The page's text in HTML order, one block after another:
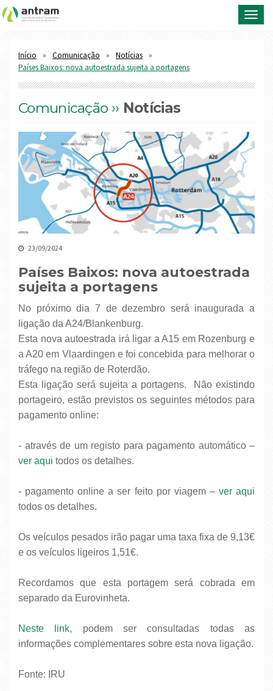
Início Comunicação
Notícias
Países Baixos: nova autoestrada sujeita a portagens
Comunicação ›› Notícias
23/09/2024
Países Baixos: nova autoestrada
sujeita a portagens
No próximo dia 7 de dezembro será inaugurada a
ligação da A24/Blankenburg.
Esta nova autoestrada irá ligar a A15 em Rozenburg e
a A20 em Vlaardingen e foi concebida para melhorar o
tráfego na região de Roterdão.
Esta ligação será sujeita a portagens. Não existindo
portageiro, estão previstos os seguintes métodos para
pagamento online:
- através de um registo para pagamento automático –
ver aqui todos os detalhes.
- pagamento online a ser feito por viagem – ver aqui
todos os detalhes.
Os veículos pesados irão pagar uma taxa fixa de 9,13€
e os veículos ligeiros 1,51€.
Recordamos que esta portagem será cobrada em
separado da Eurovinheta.
Neste link, podem ser consultadas todas as
informações complementares sobre esta nova ligação.
Fonte: IRU